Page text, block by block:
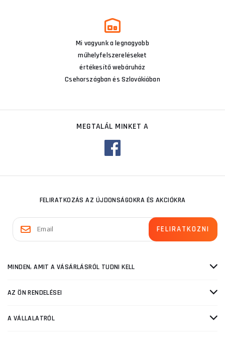
Mi vagyunk a legnagyobb
műhelyfelszereléseket
értékesítő webáruház
Csehországban és Szlovákiában
MEGTALÁL MINKET A
FELIRATKOZÁS AZ ÚJDONSÁGOKRA ÉS AKCIÓKRA
MINDEN, AMIT A VÁSÁRLÁSRÓL TUDNI KELL
AZ ÖN RENDELÉSEI
A VÁLLALATRÓL